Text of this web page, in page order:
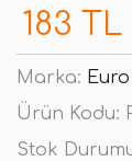
183 TL
Marka:
Ürün Kodu:
Stok